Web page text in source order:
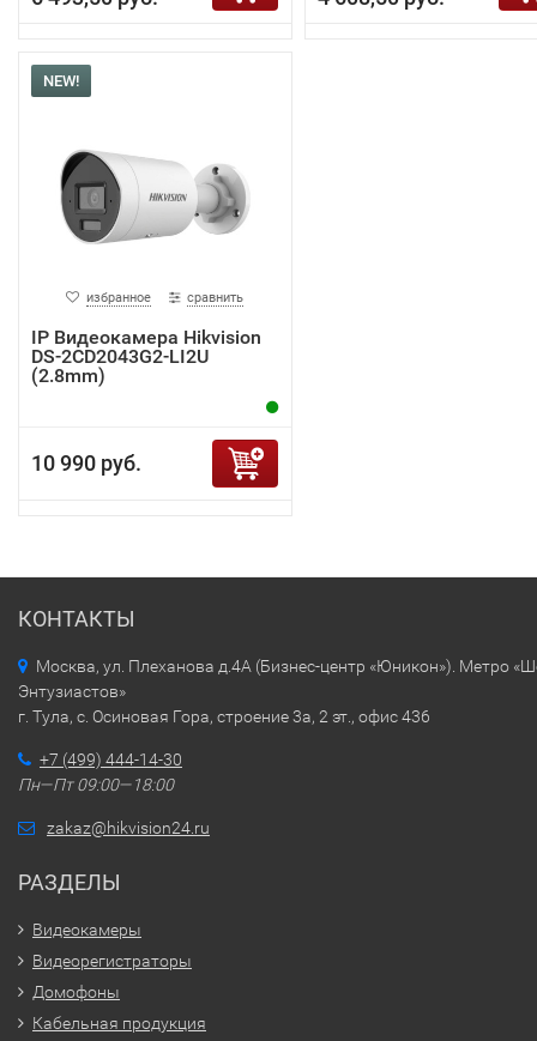
NEW!
избранное сравнить
IP Видеокамера Hikvision
DS-2CD2043G2-LI2U
(2.8mm)
10 990 руб.
КОНТАКТЫ
Москва, ул. Плеханова д.4А (Бизнес-центр «Юникон»). Метро
Энтузиастов»
г. Тула, с. Осиновая Гора, строение 3а, 2 эт., офис 436
+7 (499) 444-14-30
Пн—Пт 09:00—18:00
zakaz@hikvision24.ru
РАЗДЕЛЫ
Видеокамеры
Видеорегистраторы
Домофоны
Кабельная продукция